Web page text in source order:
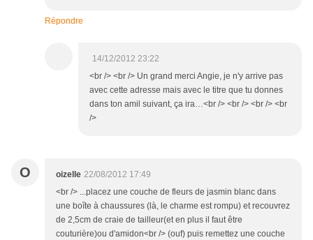
Répondre
14/12/2012 23:22
<br /> <br /> Un grand merci Angie, je n'y arrive pas
avec cette adresse mais avec le titre que tu donnes
dans ton amil suivant, ça ira…<br /> <br /> <br /> <br
/>
O oizelle 22/08/2012 17:49
<br /> ...placez une couche de fleurs de jasmin blanc dans
une boîte à chaussures (là, le charme est rompu) et recouvrez
de 2,5cm de craie de tailleur(et en plus il faut être
couturière)ou d'amidon<br /> (ouf) puis remettez une couche